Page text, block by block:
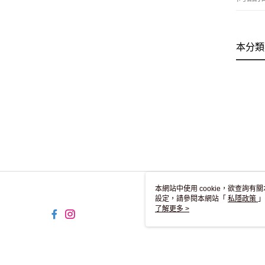
本分
本網站中使用 cookie，欲查詢有
設定，請參閱本網站「 私隱政策
用 cookie。
了解更多 >